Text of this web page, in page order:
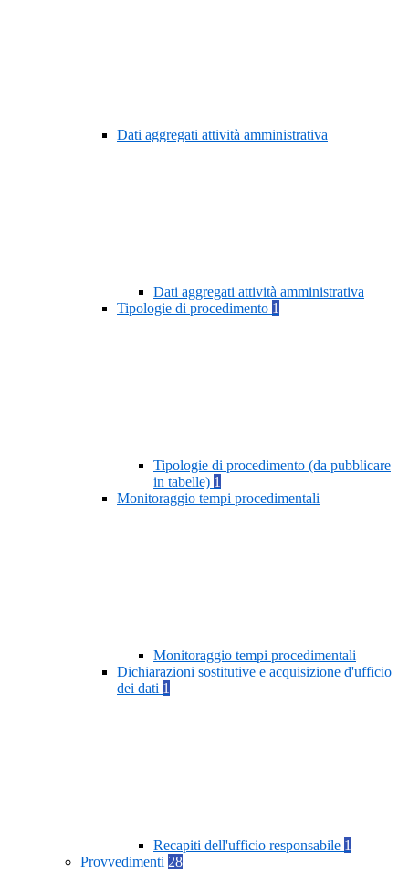
Dati aggregati attività amministrativa
Dati aggregati attività amministrativa
Tipologie di procedimento 1
Tipologie di procedimento (da pubblicare
in tabelle) 1
Monitoraggio tempi procedimentali
Monitoraggio tempi procedimentali
Dichiarazioni sostitutive e acquisizione d'ufficio
dei dati 1
Recapiti dell'ufficio responsabile 1
Provvedimenti 28